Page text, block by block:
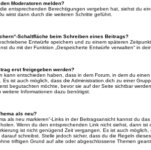
Moderatoren melden?
entsprechenden Berechtigungen vergeben hat, siehst du
wirst dann durch die weiteren Schritte geführt.
Schaltfläche beim Schreiben eines Beitrags?
Entwürfe speichern und zu einem späteren
du mit der Funktion „Gespeicherte Entwürfe verwalten“ in
erst freigegeben werden?
kann entschieden haben, dass in dem Forum, in dem du
Es ist auch möglich, dass die Administration dich zu einer
begutachten möchte, bevor sie auf der Seite sichtbar
weitere Informationen dazu benötigst.
als neu?
als neu markieren“-Links in der Beitragsansicht kannst du
Wenn du den entsprechenden Link nicht siehst, dann ist
ist nicht genügend Zeit vergangen. Es ist auch
schreibst. Stelle jedoch sicher, dass du die Regeln
triftigen Grund auf alte oder abgeschlossene Themen